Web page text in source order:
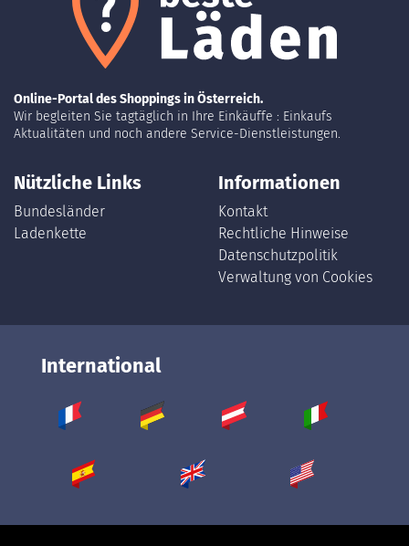
Online-Portal des Shoppings in Österreich.
Wir begleiten Sie tagtäglich in Ihre Einkäuffe : Einkaufs
Aktualitäten und noch andere Service-Dienstleistungen.
Nützliche Links
Bundesländer
Ladenkette
Informationen
Kontakt
Rechtliche Hinweise
Datenschutzpolitik
Verwaltung von Cookies
International